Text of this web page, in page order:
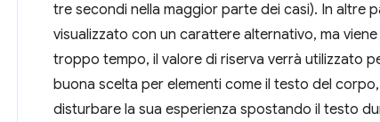
tre secondi nella maggior parte dei casi). In altre
visualizzato con un carattere alternativo, ma
troppo tempo, il valore di riserva verrà utilizzato
buona scelta per elementi come il testo del
disturbare la sua esperienza spostando il testo